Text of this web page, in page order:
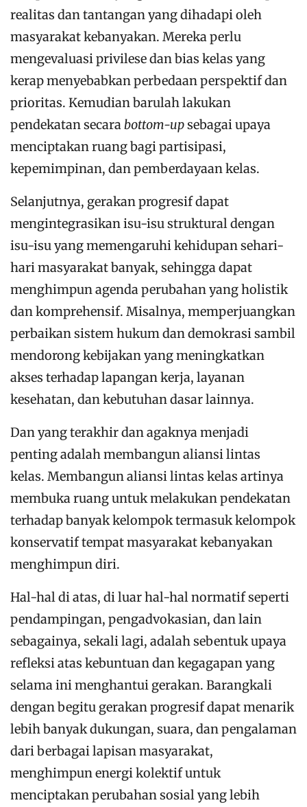
realitas dan tantangan yang dihadapi oleh
masyarakat kebanyakan. Mereka perlu
mengevaluasi privilese dan bias kelas yang
kerap menyebabkan perbedaan perspektif dan
prioritas. Kemudian barulah lakukan
pendekatan secara bottom-upsebagai upaya
menciptakan ruang bagi partisipasi,
kepemimpinan, dan pemberdayaan kelas.
Selanjutnya, gerakan progresif dapat
mengintegrasikan isu-isu struktural dengan
isu-isu yang memengaruhi kehidupan sehari-
hari masyarakat banyak, sehingga dapat
menghimpun agenda perubahan yang holistik
dan komprehensif. Misalnya, memperjuangkan
perbaikan sistem hukum dan demokrasi sambil
mendorong kebijakan yang meningkatkan
akses terhadap lapangan kerja, layanan
kesehatan, dan kebutuhan dasar lainnya.
Dan yang terakhir dan agaknya menjadi
penting adalah membangun aliansi lintas
kelas. Membangun aliansi lintas kelas artinya
membuka ruang untuk melakukan pendekatan
terhadap banyak kelompok termasuk kelompok
konservatif tempat masyarakat kebanyakan
menghimpun diri.
Hal-hal di atas, di luar hal-hal normatif seperti
pendampingan, pengadvokasian, dan lain
sebagainya, sekali lagi, adalah sebentuk upaya
refleksi atas kebuntuan dan kegagapan yang
selama ini menghantui gerakan. Barangkali
dengan begitu gerakan progresif dapat menarik
lebih banyak dukungan, suara, dan pengalaman
dari berbagai lapisan masyarakat,
menghimpun energi kolektif untuk
menciptakan perubahan sosial yang lebih